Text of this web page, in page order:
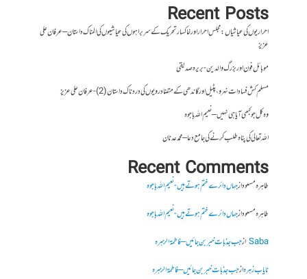
Recent Posts
احراریوں کی عیاشیاں : مجلس احرار اور خاکسار تحریک کے سربراہوں کی عیاشیوں کی المناک داستان – عرفان علی
عزیز
موبائل فون اور بزرگ والدین- بریرہ صدیقی
مسلم کش فسادات نہرو، پٹیل اور گاندھی کے متضاد رویوں کی درد ناک داستان (2)- عرفان علی عزیز
وہ کل جو کبھی آیا ہی نہیں – نعیم اللہ باجوہ
اللہ تعالیٰ کی پناہ طلب کرنے کی جامع دعا – محمد عدنان
Recent Comments
طاہرہ مسعودازجہاں دائرے ختم ہوتے ہیں- نعیم اللہ باجوہ
طاہرہ مسعودازجہاں دائرے ختم ہوتے ہیں- نعیم اللہ باجوہ
Sabaازجب جذبات خبر بن جائیں – فاطمۃالزہرہ
نایاب زہرہازجب جذبات خبر بن جائیں – فاطمۃالزہرہ